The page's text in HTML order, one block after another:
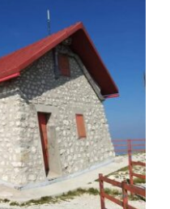
al Terminillo